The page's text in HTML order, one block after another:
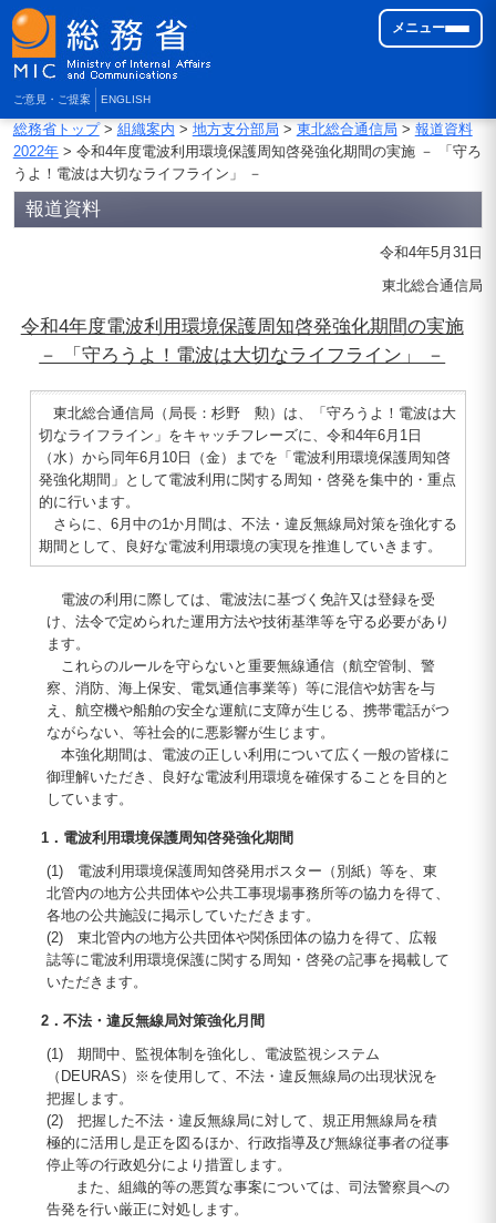
ご意見・ご提案 ENGLISH
メニュー
総務省トップ> 組織案内 > 地方支分部局 > 東北総合通信局 > 報道資料
2022年> 令和4年度電波利用環境保護周知啓発強化期間の実施 － 「守ろ
うよ！電波は大切なライフライン」 －
報道資料
令和4年5月31日
東北総合通信局
令和4年度電波利用環境保護周知啓発強化期間の実施
－ 「守ろうよ！電波は大切なライフライン」 －
東北総合通信局（局長：杉野 勲）は、「守ろうよ！電波は大
切なライフライン」をキャッチフレーズに、令和4年6月1日
（水）から同年6月10日（金）までを「電波利用環境保護周知啓
発強化期間」として電波利用に関する周知・啓発を集中的・重点
的に行います。
さらに、6月中の1か月間は、不法・違反無線局対策を強化する
期間として、良好な電波利用環境の実現を推進していきます。
電波の利用に際しては、電波法に基づく免許又は登録を受
け、法令で定められた運用方法や技術基準等を守る必要があり
ます。
これらのルールを守らないと重要無線通信（航空管制、警
察、消防、海上保安、電気通信事業等）等に混信や妨害を与
え、航空機や船舶の安全な運航に支障が生じる、携帯電話がつ
ながらない、等社会的に悪影響が生じます。
本強化期間は、電波の正しい利用について広く一般の皆様に
御理解いただき、良好な電波利用環境を確保することを目的と
しています。
1．電波利用環境保護周知啓発強化期間
(1) 電波利用環境保護周知啓発用ポスター（別紙）等を、東
北管内の地方公共団体や公共工事現場事務所等の協力を得て、
各地の公共施設に掲示していただきます。
(2) 東北管内の地方公共団体や関係団体の協力を得て、広報
誌等に電波利用環境保護に関する周知・啓発の記事を掲載して
いただきます。
2．不法・違反無線局対策強化月間
(1) 期間中、監視体制を強化し、電波監視システム
（DEURAS）※を使用して、不法・違反無線局の出現状況を
把握します。
(2) 把握した不法・違反無線局に対して、規正用無線局を積
極的に活用し是正を図るほか、行政指導及び無線従事者の従事
停止等の行政処分により措置します。
また、組織的等の悪質な事案については、司法警察員への
告発を行い厳正に対処します。